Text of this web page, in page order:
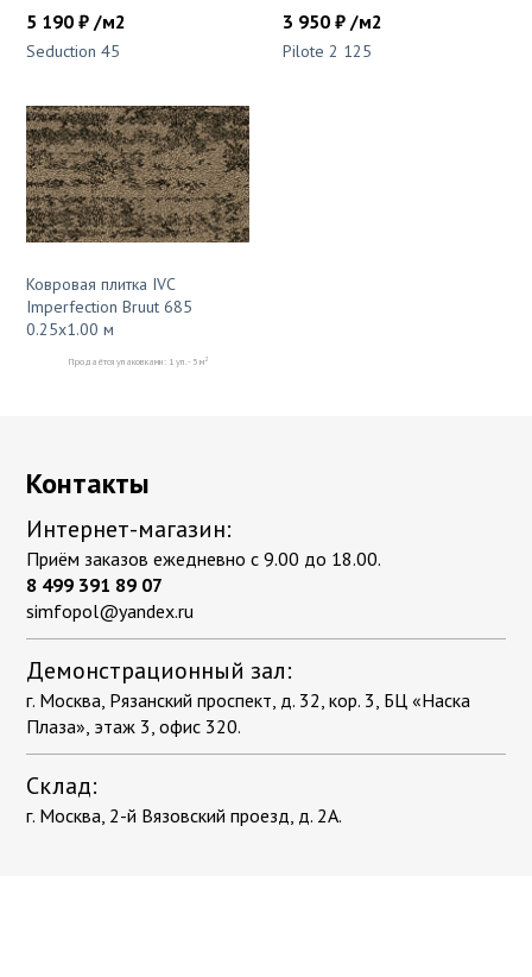
5 190 ₽ /м2
Seduction 45
3 950 ₽ /м2
Pilote 2 125
Ковровая плитка IVC
Imperfection Bruut 685
0.25x1.00 м
Продаётся упаковками: 1 уп. - 5 м2
Контакты
Интернет-магазин:
Приём заказов ежедневно с 9.00 до 18.00.
8 499 391 89 07
simfopol@yandex.ru
Демонстрационный зал:
г. Москва, Рязанский проспект, д. 32, кор. 3, БЦ «Наска
Плаза», этаж 3, офис 320.
Склад:
г. Москва, 2-й Вязовский проезд, д. 2А.